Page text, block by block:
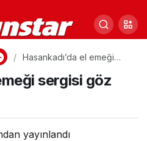
Hasankadı’da el emeği
sergisi göz
yayınlandı
0 Paylaş